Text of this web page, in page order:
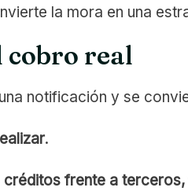
la mora en una
cobro real
notificación y se
.
frente a